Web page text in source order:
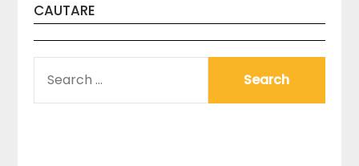
CAUTARE
FOR: